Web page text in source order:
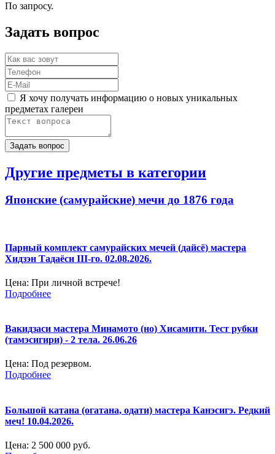
По запросу.
Задать вопрос
Я хочу получать информацию о новых уникальных
предметах галереи
Другие предметы в категории
Японские (самурайские) мечи до 1876 года
Парный комплект самурайских мечей (дайсё) мастера
Хидзэн Тадаёси III-го. 02.08.2026.
Цена: При личной встрече!
Подробнее
Вакидзаси мастера Минамото (но) Хисамити. Тест рубки
(тамэсигири) - 2 тела. 26.06.26
Цена: Под резервом.
Подробнее
Большой катана (огатана, одати) мастера Канэсигэ. Редкий
меч! 10.04.2026.
Цена: 2 500 000 руб.